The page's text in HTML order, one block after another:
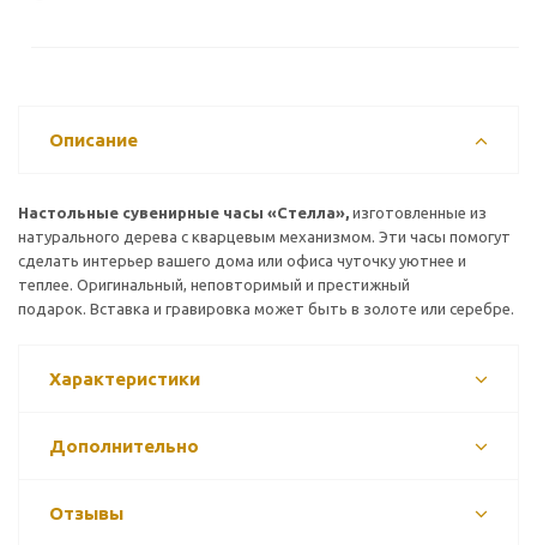
Описание
Настольные сувенирные часы «Стелла», изготовленные из
натурального дерева с кварцевым механизмом. Эти часы помогут
сделать интерьер вашего дома или офиса чуточку уютнее и
теплее. Оригинальный, неповторимый и престижный
подарок. Вставка и гравировка может быть в золоте или серебре.
Характеристики
Дополнительно
Отзывы